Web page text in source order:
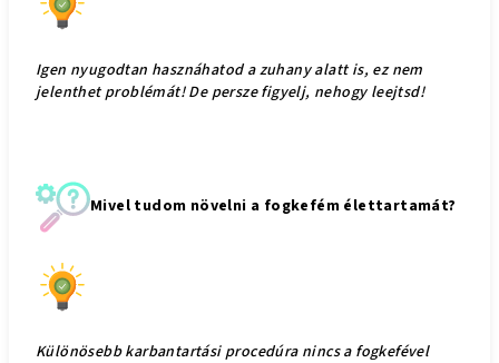
Igen nyugodtan hasznáhatod a zuhany alatt is, ez nem
jelenthet problémát! De persze figyelj, nehogy leejtsd!
Mivel tudom növelni a fogkefém élettartamát?
Különösebb karbantartási procedúra nincs a fogkefével